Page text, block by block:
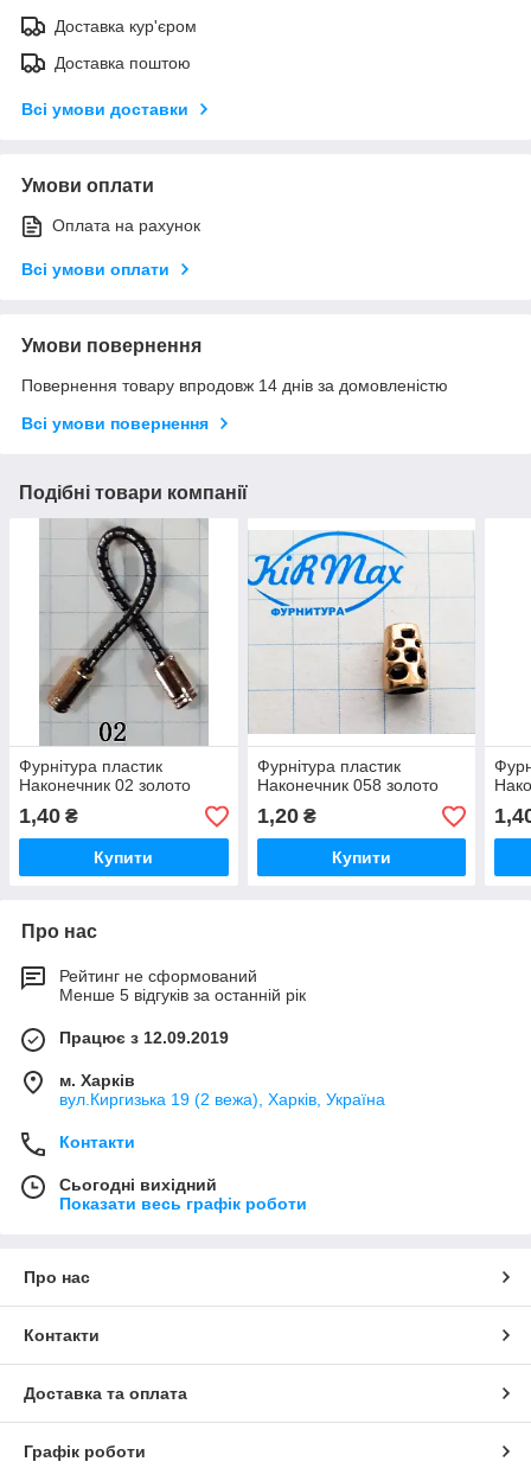
Доставка кур'єром
Доставка поштою
Всі умови доставки
Умови оплати
Оплата на рахунок
Всі умови оплати
Умови повернення
Повернення товару впродовж 14 днів за домовленістю
Всі умови повернення
Подібні товари компанії
Фурнітура пластик
Наконечник 02 золото
1,40 ₴
Купити
Фурнітура пластик
Наконечник 058 золото
1,20₴
Купити
Про нас
Рейтинг не сформований
Менше 5 відгуків за останній рік
Працює з 12.09.2019
м. Харків
вул.Киргизька 19 (2 вежа), Харків, Україна
Контакти
Сьогодні вихідний
Показати весь графік роботи
Про нас
Контакти
Доставка та оплата
Графік роботи